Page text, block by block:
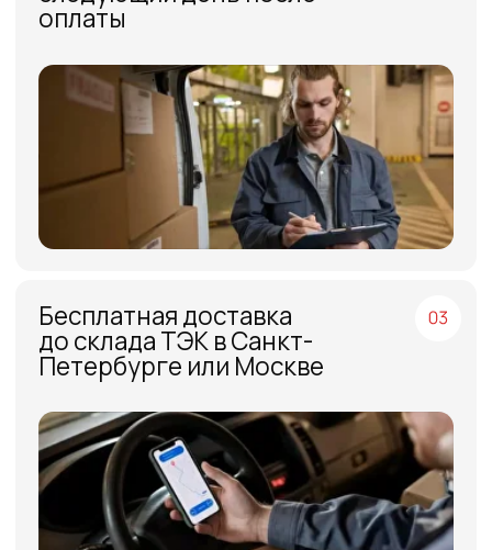
Компания
Поставщики
Пн - Пт, с 09:00 до 18:00
Отзывы
Каталог
КОНТАКТЫ
+7(812)331-45-82
info@evrasiaes.ru